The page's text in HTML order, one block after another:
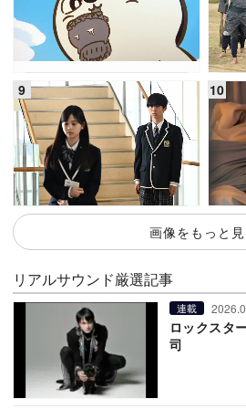
画像をもっと見
リアルサウンド厳選記事
連載
ロックスタ
司